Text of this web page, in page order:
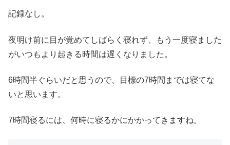
記録なし。
夜明け前に目が覚めてしばらく寝れず、もう一度寝ました
がいつもより起きる時間は遅くなりました。
6時間半ぐらいだと思うので、目標の7時間までは寝てな
いと思います。
7時間寝るには、何時に寝るかにかかってきますね。